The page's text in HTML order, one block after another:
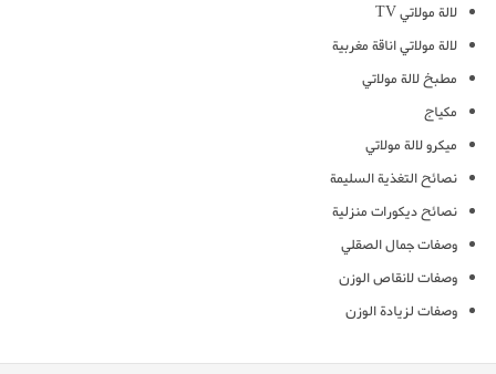
لالة مولاتي TV
لالة مولاتي اناقة مغربية
مطبخ لالة مولاتي
مكياج
ميكرو لالة مولاتي
نصائح التغذية السليمة
نصائح ديكورات منزلية
وصفات جمال الصقلي
وصفات لانقاص الوزن
وصفات لزيادة الوزن